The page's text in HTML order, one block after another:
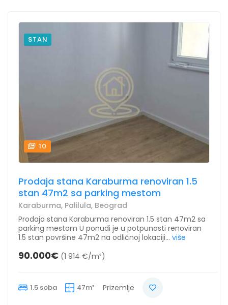
STAN
10
Prodaja stana Karaburma renoviran 1.5
stan 47m2 sa parking mestom
Karaburma, Palilula, Beograd
Prodaja stana Karaburma renoviran 1.5 stan 47m2 sa
parking mestom U ponudi je u potpunosti renoviran
1.5 stan površine 47m2 na odličnoj lokaciji... više
90.000€ (1 914 €/m²)
1.5 soba 47m² Prizemlje